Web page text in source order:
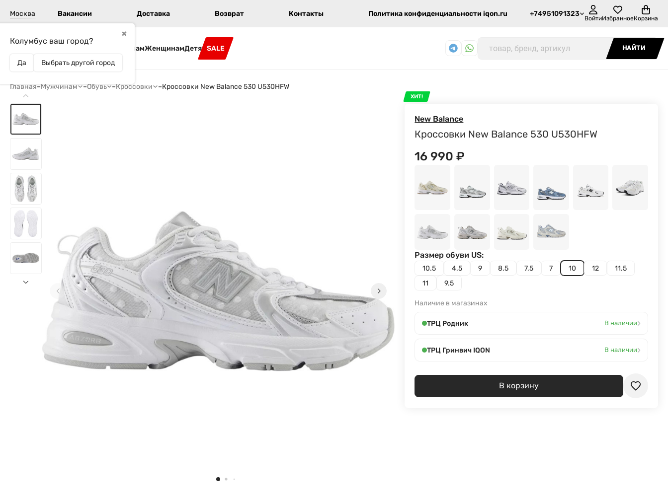
Москва
✖
Колумбус ваш город?
Да Выбрать другой город
Вакансии Доставка Возврат Контакты Политика конфиденциальности iqon.ru +74951091323
ВойтиИзбранноеКорзина
МужчинамЖенщинамДетям SALE НАЙТИ
Главная–Мужчинам –Обувь –Кроссовки –Кроссовки New Balance 530 U530HFW
ХИТ!
New Balance
Кроссовки New Balance 530 U530HFW
16 990₽
10.5 4.5 9 8.5 7.5 7 10 12
11.5
11
9.5
Размер обуви US:
Наличие в магазинах
ТРЦ Родник В наличии›
ТРЦ Гринвич IQON В наличии›
В корзину